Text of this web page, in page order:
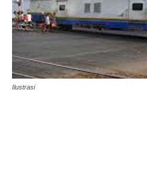
Ilustrasi